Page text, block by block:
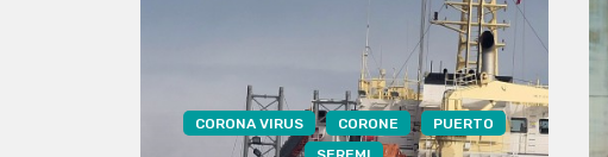
CORONA VIRUS CORONE
PUERTO